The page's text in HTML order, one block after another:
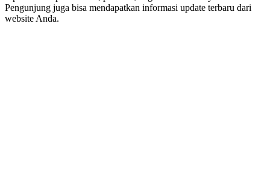
Pengunjung juga bisa mendapatkan informasi update terbaru dari
website Anda.